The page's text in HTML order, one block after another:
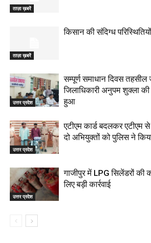
ताज़ा ख़बरें
ताज़ा ख़बरें
किसान की संदिग्ध
उत्तर प्रदेश
सम्पूर्ण समाधान दिवस
जिलाधिकारी अनुपम शुक्ला की
हुआ
उत्तर प्रदेश
एटीएम कार्ड बदलकर एटीएम
दो अभियुक्तों को पुलिस ने
उत्तर प्रदेश
गाजीपुर में LPG सिलेंडरों की
लिए बड़ी कार्रवाई